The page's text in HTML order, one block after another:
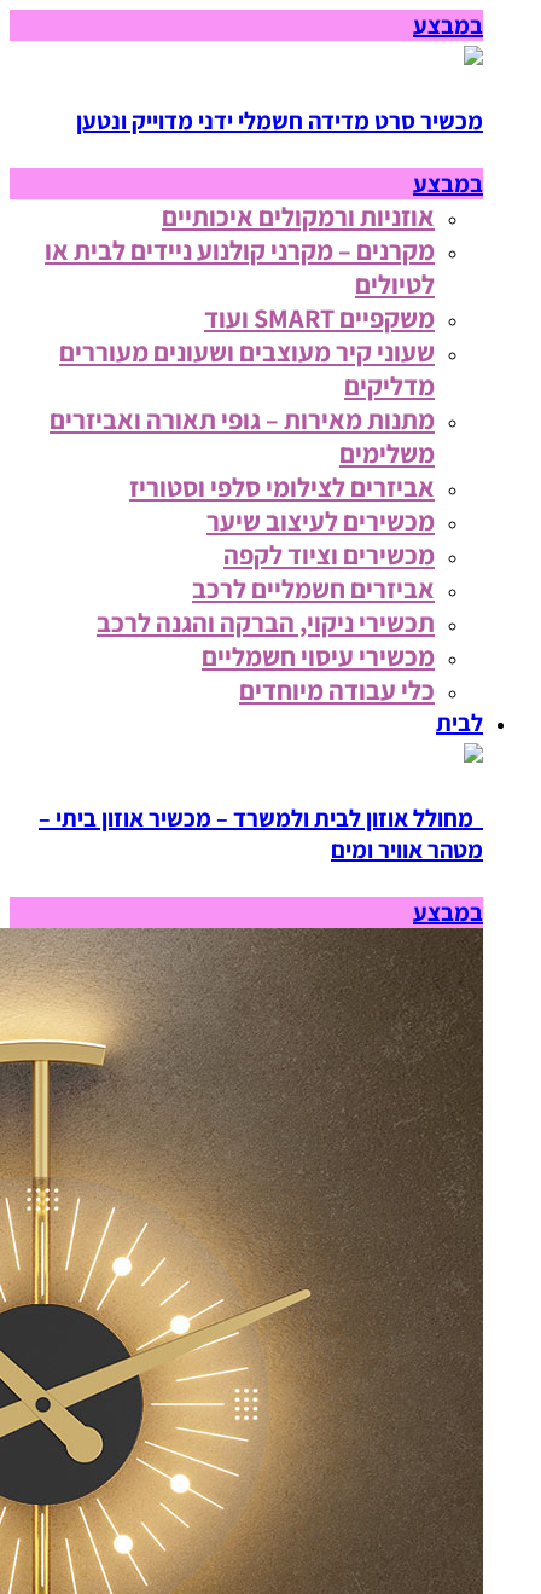
במבצע
מכשיר סרט מדידה חשמלי ידני מדוייק ונטען
במבצע
אוזניות ורמקולים איכותיים
מקרנים – מקרני קולנוע ניידים לבית או
לטיולים
משקפיים SMART ועוד
שעוני קיר מעוצבים ושעונים מעוררים
מדליקים
מתנות מאירות – גופי תאורה ואביזרים
משלימים
אביזרים לצילומי סלפי וסטוריז
מכשירים לעיצוב שיער
מכשירים וציוד לקפה
אביזרים חשמליים לרכב
תכשירי ניקוי, הברקה והגנה לרכב
מכשירי עיסוי חשמליים
כלי עבודה מיוחדים
לבית
מחולל אוזון לבית ולמשרד – מכשיר אוזון ביתי –
מטהר אוויר ומים
במבצע